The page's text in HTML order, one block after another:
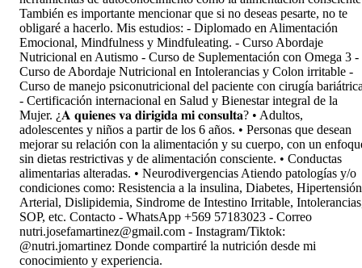
También es importante mencionar que si no deseas pesarte, no te
obligaré a hacerlo. Mis estudios: - Diplomado en Alimentación
Emocional, Mindfulness y Mindfuleating. - Curso Abordaje
Nutricional en Autismo - Curso de Suplementación con Omega 3 -
Curso de Abordaje Nutricional en Intolerancias y Colon irritable -
Curso de manejo psiconutricional del paciente con cirugía
- Certificación internacional en Salud y Bienestar integral de la
Mujer. ¿𝐀 𝐪𝐮𝐢𝐞𝐧𝐞𝐬 𝐯𝐚 𝐝𝐢𝐫𝐢𝐠𝐢𝐝𝐚 𝐦𝐢 𝐜𝐨𝐧𝐬𝐮𝐥𝐭𝐚? • Adultos,
adolescentes y niños a partir de los 6 años. • Personas que desean
mejorar su relación con la alimentación y su cuerpo, con un
sin dietas restrictivas y de alimentación consciente. • Conductas
alimentarias alteradas. • Neurodivergencias Atiendo patologías y/o
condiciones como: Resistencia a la insulina, Diabetes, Hipertensión
Arterial, Dislipidemia, Sindrome de Intestino Irritable,
SOP, etc. Contacto - WhatsApp +569 57183023 - Correo
nutri.josefamartinez@gmail.com - Instagram/Tiktok:
@nutri.jomartinez Donde compartiré la nutrición desde mi
conocimiento y experiencia.